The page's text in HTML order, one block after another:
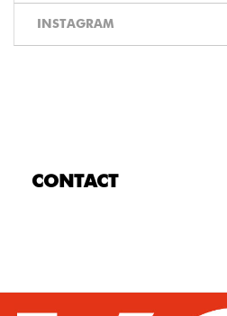
INSTAGRAM
CONTACT